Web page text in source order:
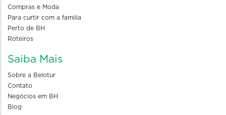
Compras e Moda
Para curtir com a familia
Perto de BH
Roteiros
Saiba Mais
Sobre a Belotur
Contato
Negócios em BH
Blog